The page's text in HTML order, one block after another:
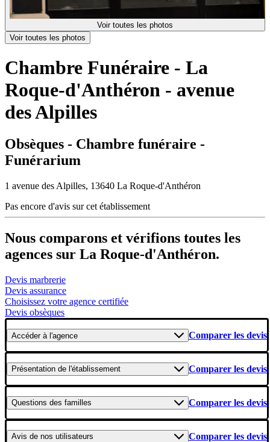
Voir toutes les photos
Voir toutes les photos
Chambre Funéraire - La
Roque-d'Anthéron - avenue
des Alpilles
Obsèques - Chambre funéraire -
Funérarium
1 avenue des Alpilles, 13640 La Roque-d'Anthéron
Pas encore d'avis sur cet établissement
Nous comparons et vérifions toutes les
agences sur La Roque-d'Anthéron.
Devis marbrerie
Devis assurance
Choisissez votre agence certifiée
Devis obsèques
Accéderà l'agence Comparer les devis
Présentation de l'établissement Comparer les devis
Questions des familles Comparer les devis
Avis de nos utilisateurs Comparer les devis